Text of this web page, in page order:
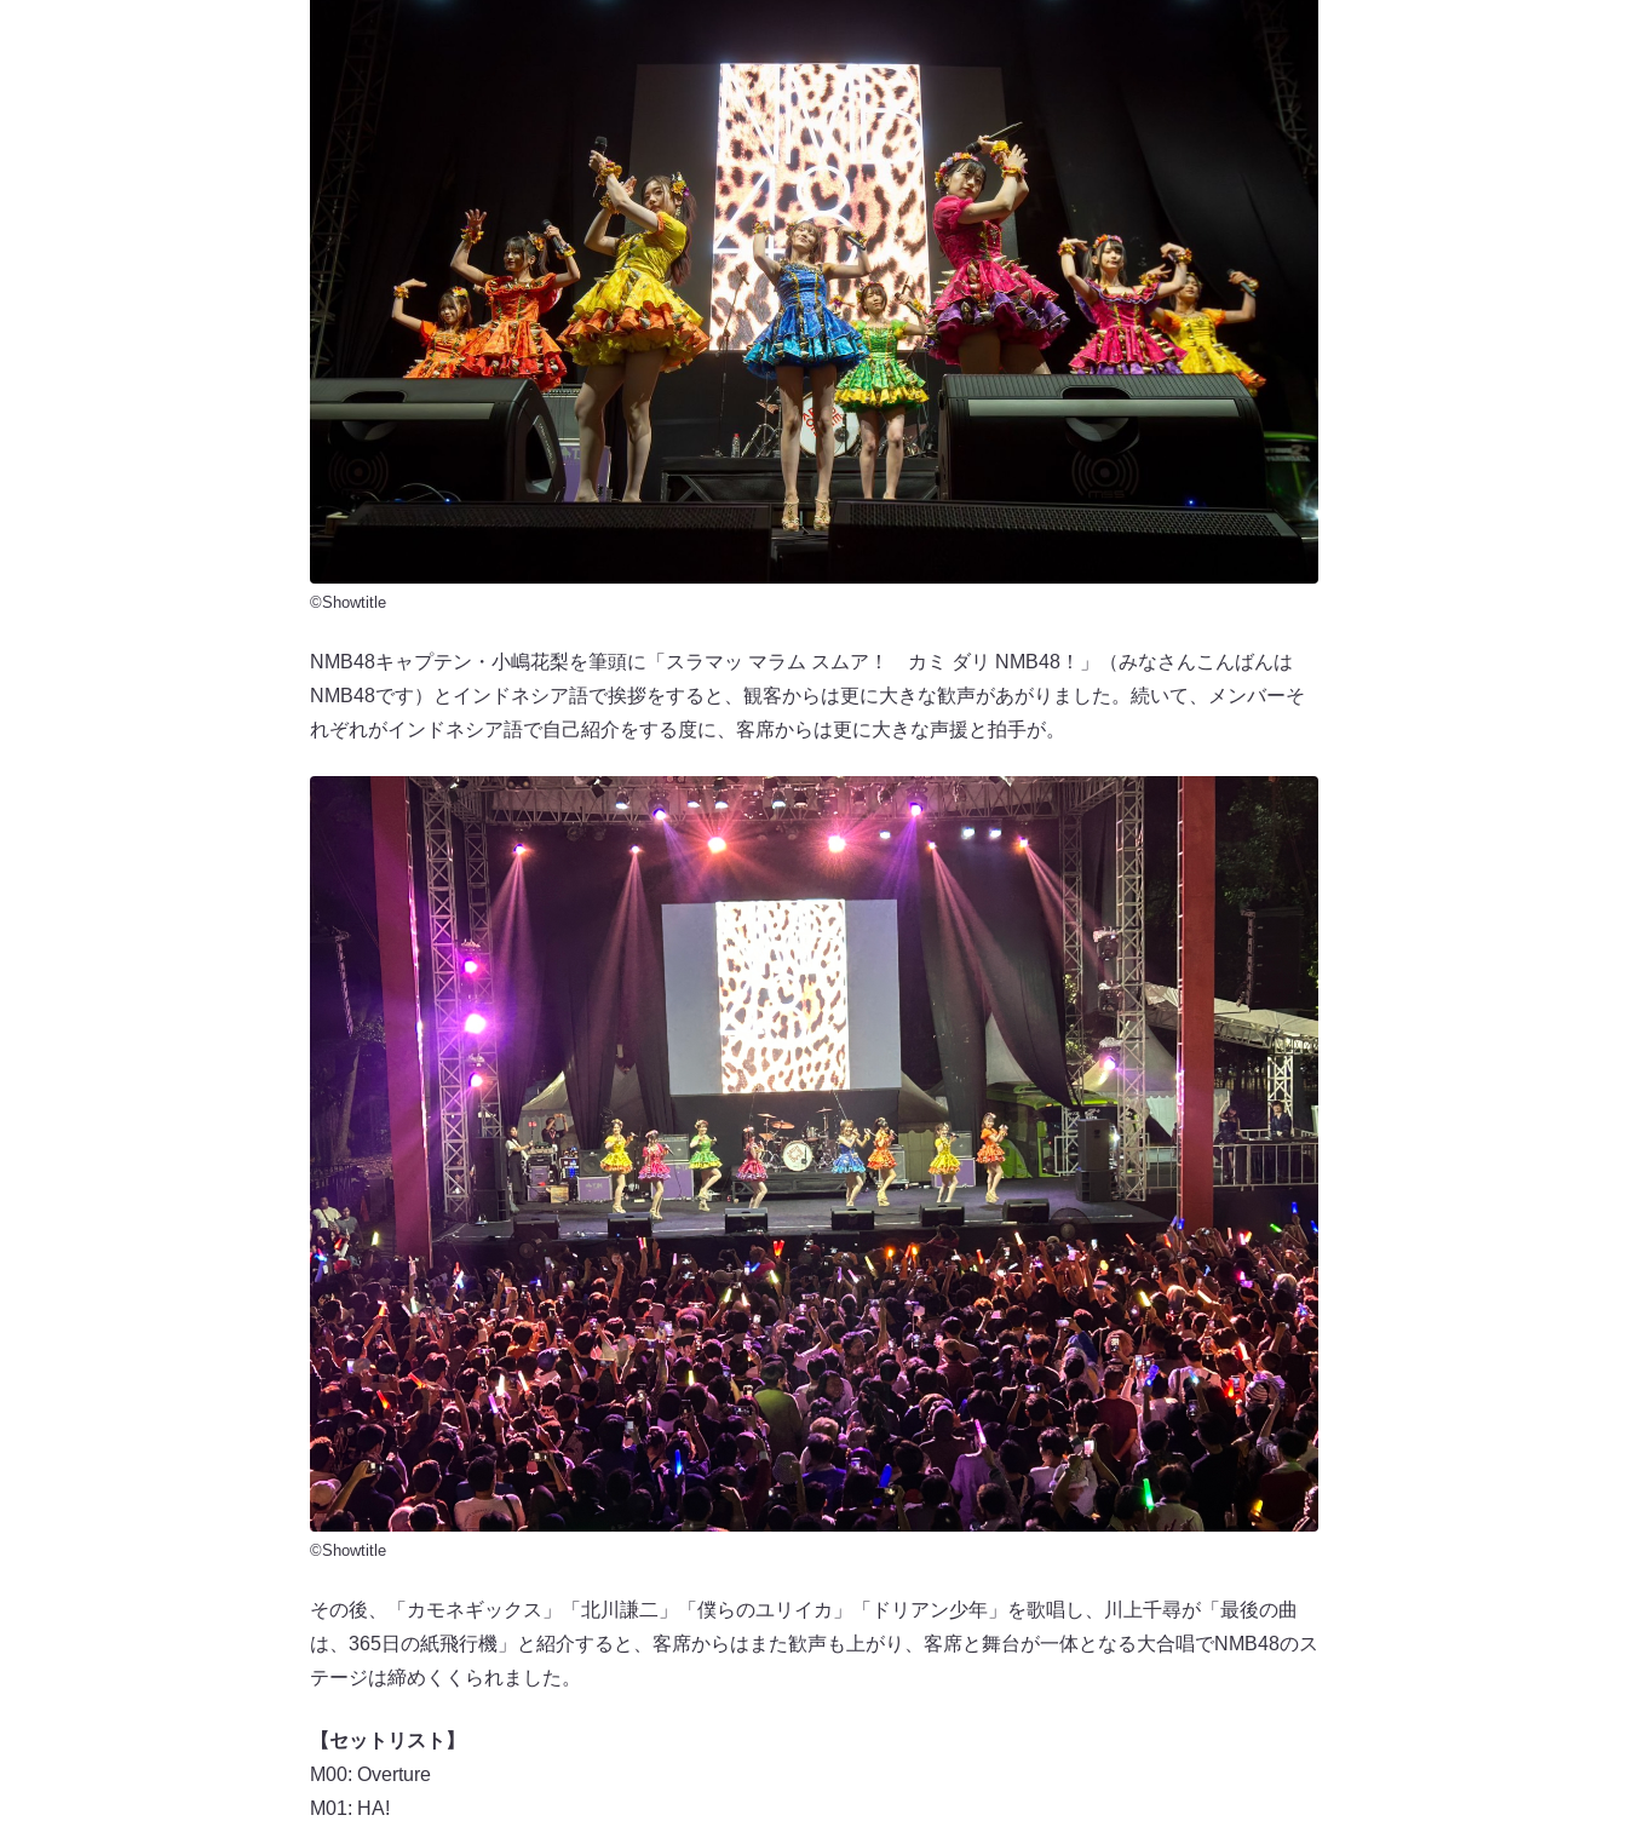
©Showtitle
NMB48キャプテン・小嶋花梨を筆頭に「スラマッ マラム スムア！ カミ ダリ NMB48！」（みなさんこんばんは
NMB48です）とインドネシア語で挨拶をすると、観客からは更に大きな歓声があがりました。続いて、メンバーそ
れぞれがインドネシア語で自己紹介をする度に、客席からは更に大きな声援と拍手が。
©Showtitle
その後、「カモネギックス」「北川謙二」「僕らのユリイカ」「ドリアン少年」を歌唱し、川上千尋が「最後の曲
は、365日の紙飛行機」と紹介すると、客席からはまた歓声も上がり、客席と舞台が一体となる大合唱でNMB48のス
テージは締めくくられました。
【セットリスト】
M00: Overture
M01: HA!